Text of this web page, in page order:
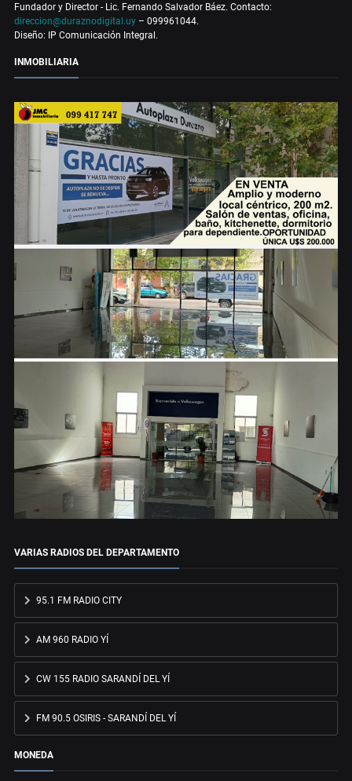
Fundador y Director - Lic. Fernando Salvador Báez. Contacto:
direccion@duraznodigital.uy – 099961044.
Diseño: IP Comunicación Integral.
INMOBILIARIA
VARIAS RADIOS DEL DEPARTAMENTO
95.1 FM RADIO CITY
AM 960 RADIO YÍ
CW 155 RADIO SARANDÍ DEL YÍ
FM 90.5 OSIRIS - SARANDÍ DEL YÍ
MONEDA